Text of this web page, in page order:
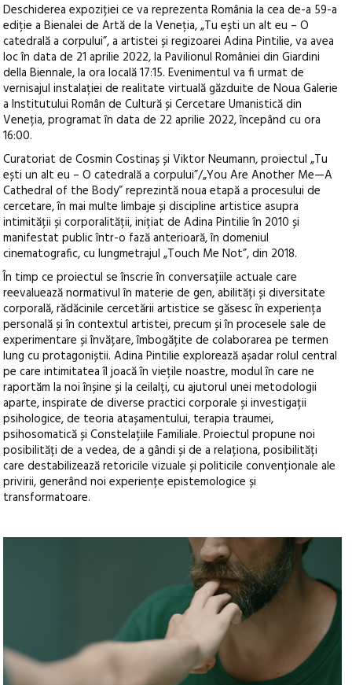
Deschiderea expoziției ce va reprezenta România la cea de-a 59-a
ediție a Bienalei de Artă de la Veneția, „Tu ești un alt eu – O
catedrală a corpului”, a artistei și regizoarei Adina Pintilie, va avea
loc în data de 21 aprilie 2022, la Pavilionul României din Giardini
della Biennale, la ora locală 17:15.Evenimentul va fi urmat de
vernisajul instalației de realitate virtuală găzduite de Noua Galerie
a Institutului Român de Cultură și Cercetare Umanistică din
Veneția, programat în data de 22 aprilie 2022, începând cu ora
16:00.
Curatoriat de Cosmin Costinaș și Viktor Neumann, proiectul „Tu
ești un alt eu – O catedrală a corpului”/„You Are Another Me—A
Cathedral of the Body” reprezintă noua etapă a procesului de
cercetare, în mai multe limbaje și discipline artistice asupra
intimității și corporalității, inițiat de Adina Pintilie în 2010 și
manifestat public într-o fază anterioară, în domeniul
cinematografic, cu lungmetrajul „Touch Me Not”, din 2018.
În timp ce proiectul se înscrie în conversațiile actuale care
reevaluează normativul în materie de gen, abilități și diversitate
corporală, rădăcinile cercetării artistice se găsesc în experiența
personală și în contextul artistei, precum și în procesele sale de
experimentare și învățare, îmbogățite de colaborarea pe termen
lung cu protagoniștii. Adina Pintilie explorează așadar rolul central
pe care intimitatea îl joacă în viețile noastre, modul în care ne
raportăm la noi înșine și la ceilalți, cu ajutorul unei metodologii
aparte, inspirate de diverse practici corporale și investigații
psihologice, de teoria atașamentului, terapia traumei,
psihosomatică și Constelațiile Familiale. Proiectul propune noi
posibilități de a vedea, de a gândi și de a relaționa, posibilități
care destabilizează retoricile vizuale și politicile convenționale ale
privirii, generând noi experiențe epistemologice și
transformatoare.